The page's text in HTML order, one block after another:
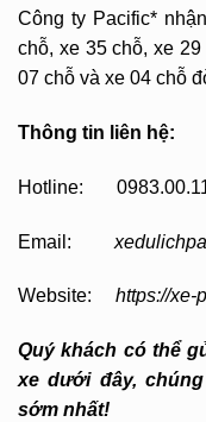
Công ty Pacific*
chỗ, xe 35 chỗ, xe
07 chỗ và xe 04 chỗ
Thông tin liên hệ:
Hotline:
Email:
Website: https://xe-
Quý khách có thể
xe dưới đây,
sớm nhất!